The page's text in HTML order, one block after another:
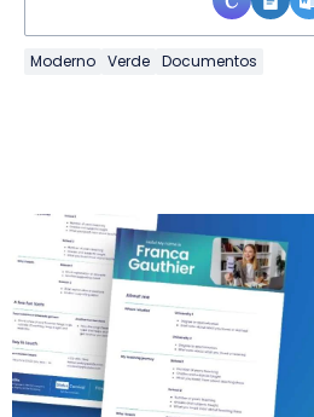
Moderno Verde Documentos